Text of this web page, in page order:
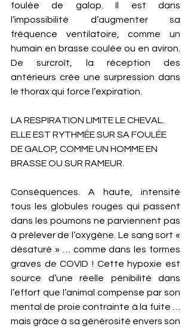
foulée de galop. Il est dans
l’impossibilité d’augmenter sa
fréquence ventilatoire, comme un
humain en brasse coulée ou en aviron.
De surcroît, la réception des
antérieurs crée une surpression dans
le thorax qui force l’expiration.
LA RESPIRATION LIMITE LE CHEVAL.
ELLE EST RYTHMÉE SUR SA FOULÉE
DE GALOP, COMME UN HOMME EN
BRASSE OU SUR RAMEUR.
Conséquences. A haute, intensité
tous les globules rouges qui passent
dans les poumons ne parviennent pas
à prélever de l’oxygène. Le sang sort «
désaturé » … comme dans les formes
graves de COVID ! Cette hypoxie est
source d’une réelle pénibilité dans
l’effort que l’animal compense par son
mental de proie contrainte à la fuite …
mais grâce à sa générosité envers son